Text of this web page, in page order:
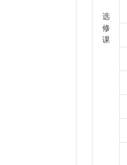
选
修
课